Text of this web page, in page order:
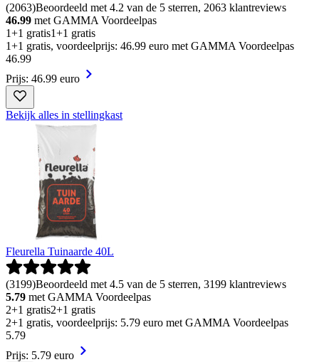
(2063)Beoordeeld met 4.2 van de 5 sterren, 2063 klantreviews
46.99 met GAMMA Voordeelpas
1+1 gratis1+1 gratis
1+1 gratis, voordeelprijs: 46.99 euro met GAMMA Voordeelpas
46.99
Prijs: 46.99 euro
Bekijk alles in stellingkast
Fleurella Tuinaarde 40L
(3199)Beoordeeld met 4.5 van de 5 sterren, 3199 klantreviews
5.79 met GAMMA Voordeelpas
2+1 gratis2+1 gratis
2+1 gratis, voordeelprijs: 5.79 euro met GAMMA Voordeelpas
5.79
Prijs: 5.79 euro